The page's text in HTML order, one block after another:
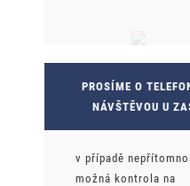
PROSÍME O
NÁVŠTĚVOU U
v případě
možná kontrola na